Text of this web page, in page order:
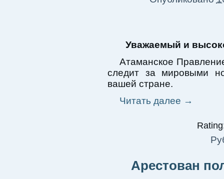
Уважаемый и
Атаманское
следит за мировыми
вашей стране.
Читать далее →
Арестован